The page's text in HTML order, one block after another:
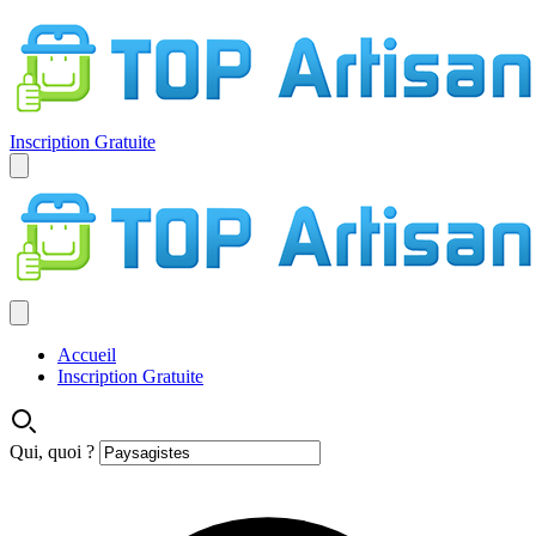
Inscription Gratuite
Accueil
Inscription Gratuite
Qui, quoi ?